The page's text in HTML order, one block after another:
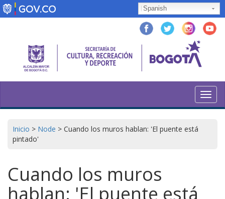
Skip
to
Spanish
Inicio > Node > Cuando los muros hablan: 'El puente está
pintado'
Cuando los muros
hablan: 'El puente está